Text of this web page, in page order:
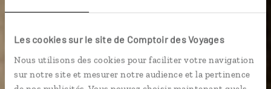
Les cookies sur le site de Comptoir des Voyages
Nous utilisons des cookies pour faciliter votre navigation
sur notre site et mesurer notre audience et la pertinence
Voyage Kirghizistan